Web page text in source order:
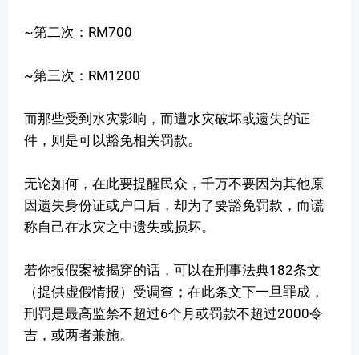
~第二次：RM700
~第三次：RM1200
而那些受到水灾影响，而遭水灾破坏或遗失的证
件，则是可以豁免相关罚款。
无论如何，在此要提醒民众，千万不要因为其他原
因遗失身份证或户口后，却为了要豁免罚款，而谎
称自己在水灾之中遗失或损坏。
若你报假案被揭穿的话，可以在刑事法典182条文
（提供虚假情报）受调查；在此条文下一旦罪成，
刑罚是最高监禁不超过6个月或罚款不超过2000令
吉，或两者兼施。